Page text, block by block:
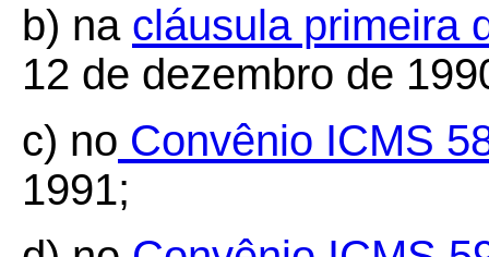
b) na cláusula primeira
12 de dezembro de
c) no Convênio ICMS
1991;